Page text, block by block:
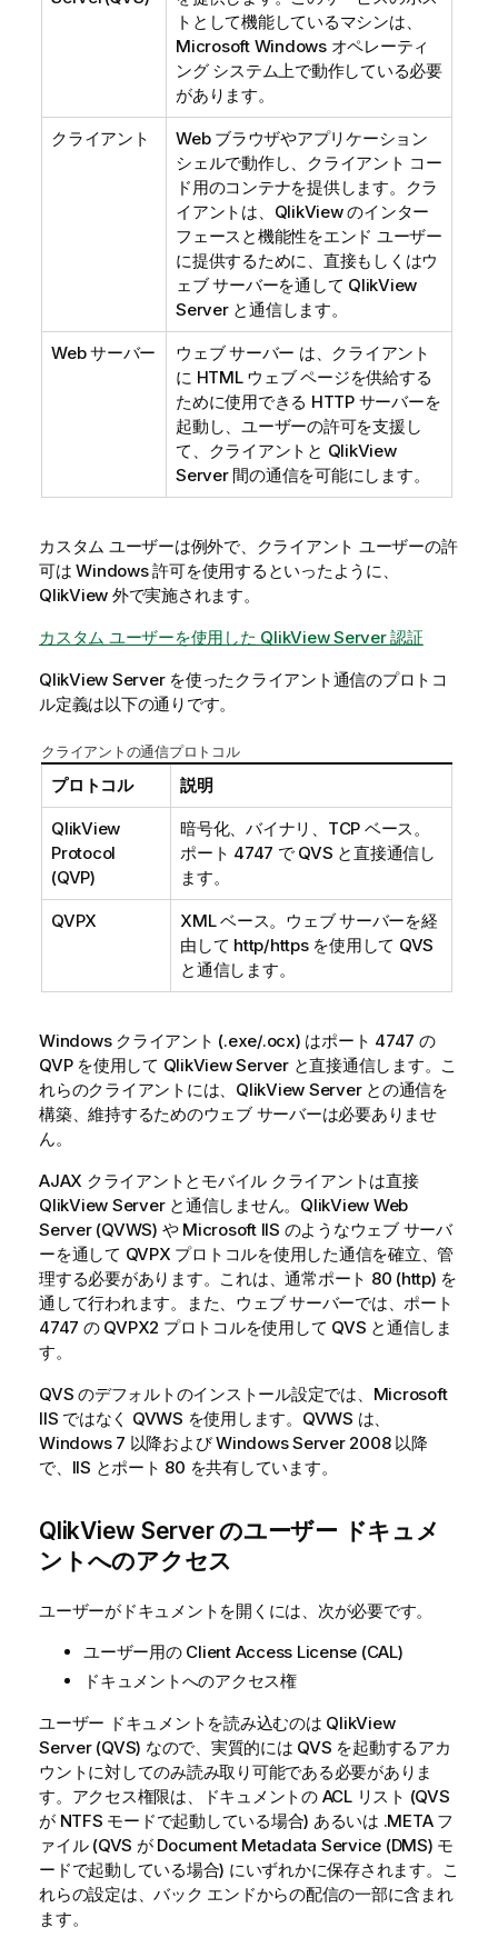
トとして機能しているマシンは、
Microsoft Windows オペレーティ
ング システム上で動作している必要
があります。
クライアント
Web ブラウザやアプリケーション
シェルで動作し、クライアント コー
ド用のコンテナを提供します。クラ
イアントは、QlikView のインター
フェースと機能性をエンド ユーザー
に提供するために、直接もしくはウ
ェブ サーバーを通して QlikView
Server と通信します。
Web サーバー
ウェブ サーバー は、クライアント
に HTML ウェブ ページを供給する
ために使用できる HTTP サーバーを
起動し、ユーザーの許可を支援し
て、クライアントと QlikView
Server 間の通信を可能にします。
カスタム ユーザーは例外で、クライアント ユーザーの許
可は Windows 許可を使用するといったように、
QlikView 外で実施されます。
カスタム ユーザーを使用した QlikView Server 認証
QlikView Serverを使ったクライアント通信のプロトコ
ル定義は以下の通りです。
クライアントの通信プロトコル
プロトコル 説明
QlikView
Protocol
(QVP)
暗号化、バイナリ、TCP ベース。
ポート 4747 で QVS と直接通信し
ます。
QVPX
XML ベース。ウェブ サーバーを経
由して http/https を使用して QVS
と通信します。
Windows クライアント (.exe/.ocx) はポート 4747 の
QVP を使用して QlikView Serverと直接通信します。こ
れらのクライアントには、 QlikView Serverとの通信を
構築、維持するためのウェブ サーバーは必要ありませ
ん。
AJAX クライアントとモバイル クライアントは直接
QlikView Serverと通信しません。QlikView Web
Server (QVWS) や Microsoft IIS のようなウェブ サーバ
ーを通して QVPX プロトコルを使用した通信を確立、管
理する必要があります。これは、通常ポート 80 (http) を
通して行われます。また、ウェブ サーバーでは、ポート
4747 の QVPX2 プロトコルを使用して QVS と通信しま
す。
QVS のデフォルトのインストール設定では、Microsoft
IIS ではなく QVWS を使用します。QVWS は、
Windows 7 以降および Windows Server 2008 以降
で、IIS とポート 80 を共有しています。
QlikView Server のユーザー ドキュメ
ントへのアクセス
ユーザーがドキュメントを開くには、次が必要です。
ユーザー用の Client Access License (CAL)
ドキュメントへのアクセス権
ユーザー ドキュメントを読み込むのは QlikView
Server(QVS) なので、実質的には QVS を起動するアカ
ウントに対してのみ読み取り可能である必要がありま
す。アクセス権限は、ドキュメントの ACL リスト (QVS
が NTFS モードで起動している場合) あるいは .METAフ
ァイル (QVS が Document Metadata Service (DMS) モ
ードで起動している場合) にいずれかに保存されます。こ
れらの設定は、バック エンドからの配信の一部に含まれ
ます。